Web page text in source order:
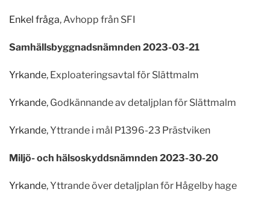
Enkel fråga, Avhopp från SFI
Samhällsbyggnadsnämnden 2023-03-21
Yrkande, Exploateringsavtal för Slättmalm
Yrkande, Godkännande av detaljplan för Slättmalm
Yrkande, Yttrande i mål P1396-23 Prästviken
Miljö- och hälsoskyddsnämnden 2023-30-20
Yrkande, Yttrande över detaljplan för Hågelby hage